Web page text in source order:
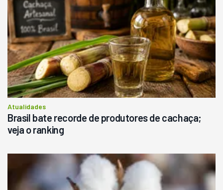
Atualidades
Brasil bate recorde de produtores de cachaça;
veja o ranking